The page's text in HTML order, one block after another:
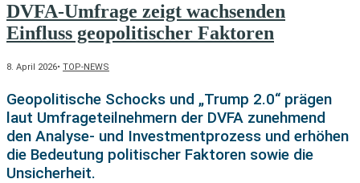
DVFA-Umfrage zeigt wachsenden
Einfluss geopolitischer Faktoren
8. April 2026• TOP-NEWS
Geopolitische Schocks und „Trump 2.0“ prägen
laut Umfrageteilnehmern der DVFA zunehmend
den Analyse- und Investmentprozess und erhöhen
die Bedeutung politischer Faktoren sowie die
Unsicherheit.